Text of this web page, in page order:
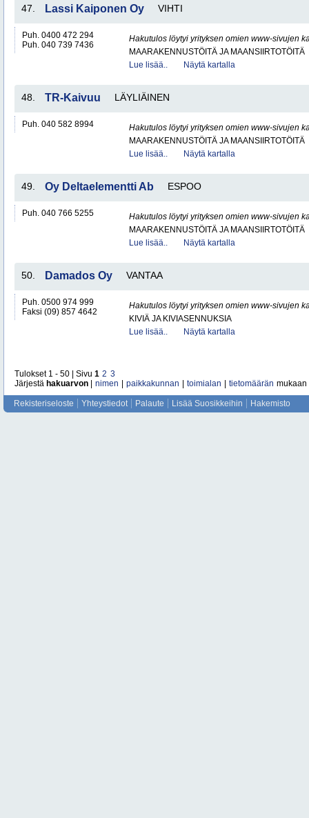
47. Lassi Kaiponen Oy VIHTI
Puh. 0400 472 294
Puh. 040 739 7436
Hakutulos löytyi yrityksen omien www-sivujen
MAARAKENNUSTÖITÄ JA MAANSIIRTOTÖITÄ
Lue lisää..
Näytä kartalla
48. TR-Kaivuu LÄYLIÄINEN
Puh. 040 582 8994
Hakutulos löytyi yrityksen omien www-sivujen
MAARAKENNUSTÖITÄ JA MAANSIIRTOTÖITÄ
Lue lisää..
Näytä kartalla
49. Oy Deltaelementti Ab ESPOO
Puh. 040 766 5255
Hakutulos löytyi yrityksen omien www-sivujen
MAARAKENNUSTÖITÄ JA MAANSIIRTOTÖITÄ
Lue lisää..
Näytä kartalla
50. Damados Oy VANTAA
Puh. 0500 974 999
Faksi (09) 857 4642
Hakutulos löytyi yrityksen omien www-sivujen
KIVIÄ JA KIVIASENNUKSIA
Lue lisää..
Näytä kartalla
Tulokset 1 - 50 | Sivu 1 2 3
Järjestä hakuarvon nimen paikkakunnan toimialan tietomäärän mukaan
Rekisteriseloste Yhteystiedot Palaute Lisää Suosikkeihin Hakemisto